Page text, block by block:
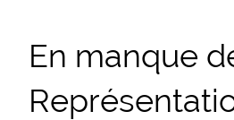
En manque